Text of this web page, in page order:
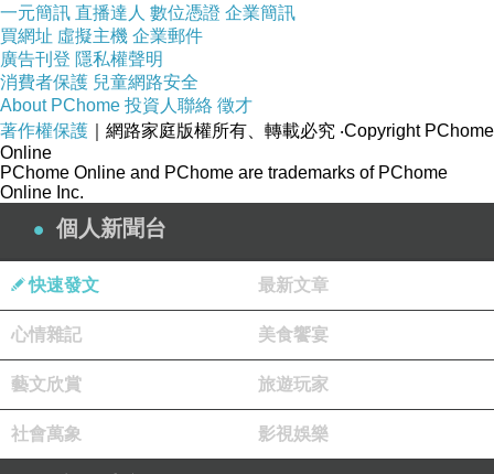
將會致電給
您參考建議
以下為平放
測量/公分 ，
誤差約2公分
size (平放測
量/公分)
一元簡訊 直播達人 數位憑證 企業簡訊
買網址 虛擬主機 企業郵件
廣告刊登 隱私權聲明
消費者保護 兒童網路安全
About PChome 投資人聯絡 徵才
著作權保護 ｜網路家庭版權所有、轉載必究 ‧Copyright PChome
Online
PChome Online and PChome are trademarks of PChome
Online Inc.
個人新聞台
快速發文 最新文章
心情雜記 美食饗宴
藝文欣賞 旅遊玩家
社會萬象 影視娛樂